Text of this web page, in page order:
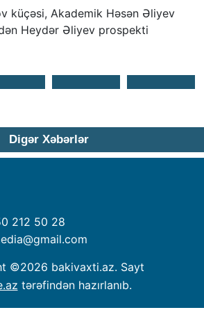
küçəsi, Akademik Həsən Əliyev
Heydər Əliyev prospekti
Digər Xəbərlər
212 50 28
@gmail.com
©2026 bakivaxti.az. Sayt
tərəfindən hazırlanıb.